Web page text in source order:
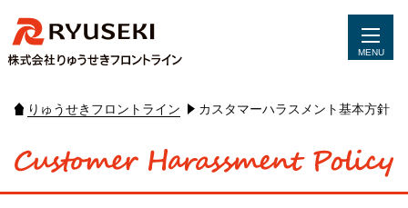
MENU
りゅうせきフロントライン カスタマーハラスメント基本方針